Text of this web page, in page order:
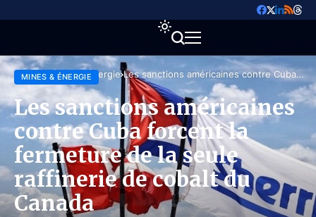
Accueil Mines & Énergie Les sanctions américaines contre Cuba
forcent la fermeture de la seule raffinerie
de cobalt du Canada
MINES & ÉNERGIE
Les sanctions américaines
contre Cuba forcent la
fermeture de la seule
raffinerie de cobalt du
Canada